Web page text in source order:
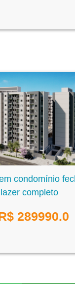
condomínio
completo
289990.0